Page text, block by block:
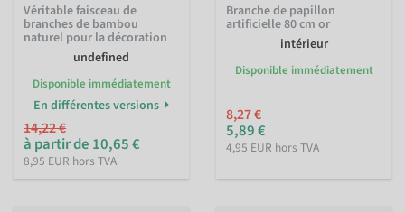
Véritable faisceau de
branches de bambou
naturel pour la décoration
undefined
Disponible immédiatement
En différentes versions
14,22 €
à partir de 10,65 €
8,95 EUR hors TVA
Branche de papillon
artificielle 80 cm or
intérieur
Disponible immédiatement
8,27 €
5,89 €
4,95 EUR hors TVA